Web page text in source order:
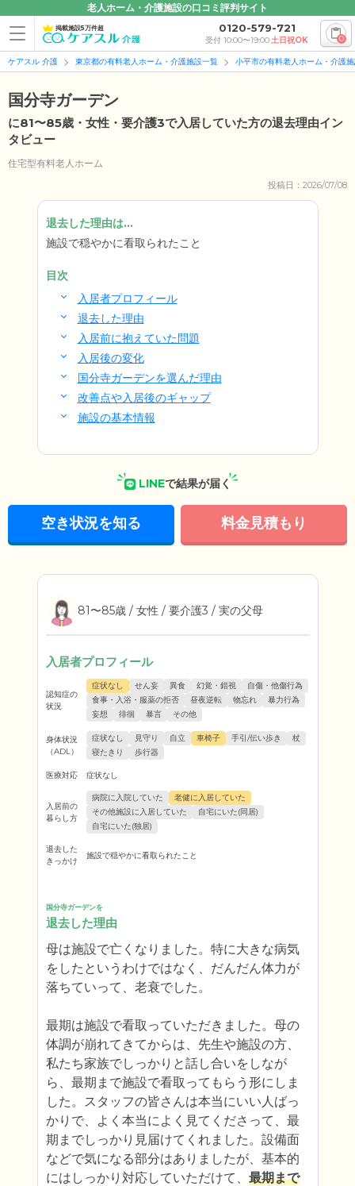
老人ホーム・介護施設の口コミ評判サイト
掲載施設5万件超 0120-579-721
受付 10:00〜19:00土日祝OK 0
ケアスル 介護 東京都の有料老人ホーム・介護施設一覧 小平市の有料老人ホーム・介護
国分寺ガーデン
に81〜85歳・女性・要介護3で入居していた方の退去理由イン
タビュー
住宅型有料老人ホーム
投稿日：2026/07/08
退去した理由は...
施設で穏やかに看取られたこと
目次
入居者プロフィール
退去した理由
入居前に抱えていた問題
入居後の変化
国分寺ガーデンを選んだ理由
改善点や入居後のギャップ
施設の基本情報
LINEで結果が届く
空き状況を知る 料金見積もり
81〜85歳 / 女性 / 要介護3 / 実の父母
入居者プロフィール
認知症の
状況
症状なし せん妄 異食 幻覚・錯視
自傷・他傷行為
食事・入浴・服薬の拒否
昼夜逆転 物忘れ
暴力行為
妄想
徘徊 暴言 その他
身体状況
（ADL）
症状なし 見守り 自立 車椅子 手引/伝い歩き
杖
寝たきり
歩行器
医療対応 症状なし
入居前の
暮らし方
病院に入院していた
老健に入居していた
その他施設に入居していた
自宅にいた(同居)
自宅にいた(独居)
退去した
きっかけ
施設で穏やかに看取られたこと
国分寺ガーデンを
退去した理由
母は施設で亡くなりました。特に大きな病気
をしたというわけではなく、だんだん体力が
落ちていって、老衰でした。
最期は施設で看取っていただきました。母の
体調が崩れてきてからは、先生や施設の方、
私たち家族でしっかりと話し合いをしなが
ら、最期まで施設で看取ってもらう形にしま
した。スタッフの皆さんは本当にいい人ばっ
かりで、よく本当によく見てくださって、最
期までしっかり見届けてくれました。設備面
などで気になる部分はありましたが、基本的
にはしっかり対応していただけて、 最期まで